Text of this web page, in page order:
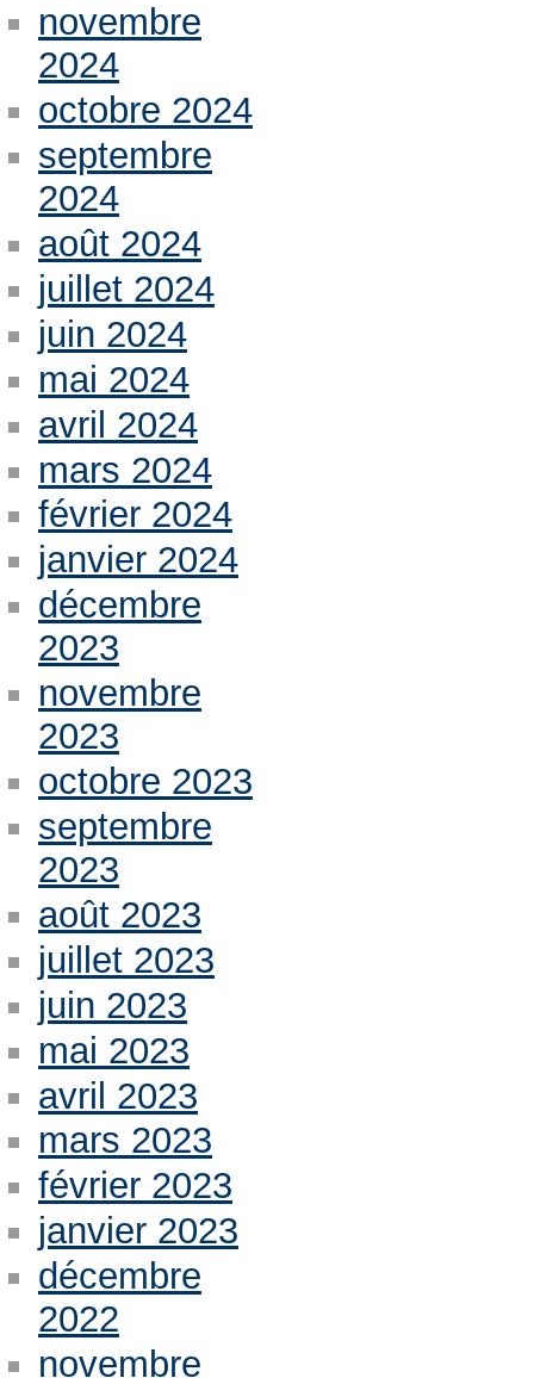
novembre
2024
octobre 2024
septembre
2024
août 2024
juillet 2024
juin 2024
mai 2024
avril 2024
mars 2024
février 2024
janvier 2024
décembre
2023
novembre
2023
octobre 2023
septembre
2023
août 2023
juillet 2023
juin 2023
mai 2023
avril 2023
mars 2023
février 2023
janvier 2023
décembre
2022
novembre